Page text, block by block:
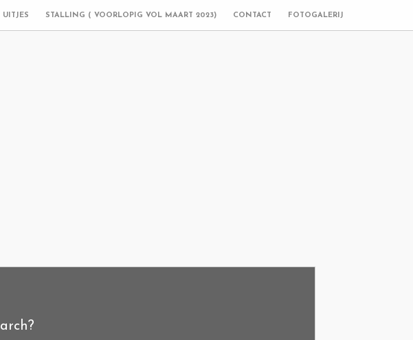
UITJES STALLING ( VOORLOPIG VOL MAART 2023) CONTACT FOTOGALERIJ